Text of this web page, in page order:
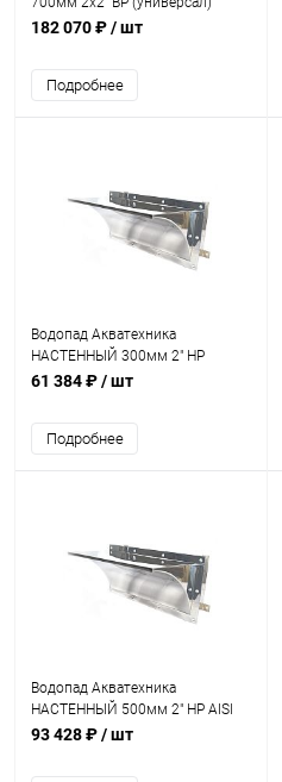
(AT01.32)
182 070 ₽/ шт
Подробнее
Водопад Акватехника
НАСТЕННЫЙ 300мм 2" НР
(стена) (AT01.40)
61 384 ₽/ шт
Подробнее
Водопад Акватехника
НАСТЕННЫЙ 500мм 2" НР AISI
316 (стена) (AT01.41M)
93 428 ₽/ шт